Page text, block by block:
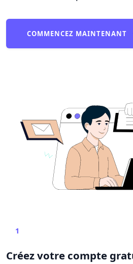
COMMENCEZ MAINTENANT
1
Créez votre compte